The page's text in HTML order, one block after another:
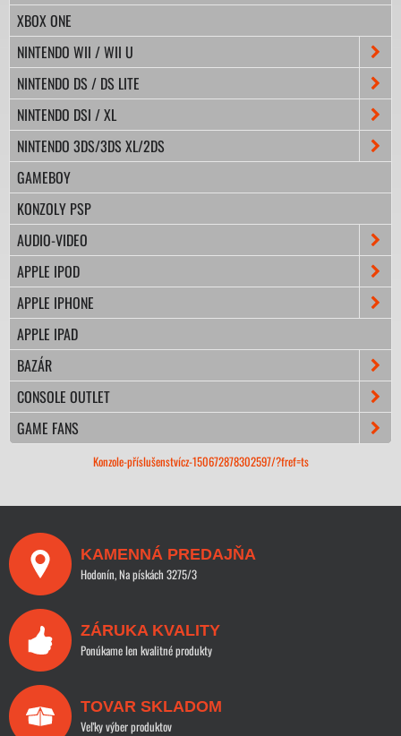
XBOX ONE
NINTENDO WII / WII U
NINTENDO DS / DS LITE
NINTENDO DSI / XL
NINTENDO 3DS/3DS XL/2DS
GAMEBOY
KONZOLY PSP
AUDIO-VIDEO
APPLE IPOD
APPLE IPHONE
APPLE IPAD
BAZÁR
CONSOLE OUTLET
GAME FANS
Konzole-příslušenstvícz-150672878302597/?fref=ts
KAMENNÁ PREDAJŇA
Hodonín, Na pískách 3275/3
ZÁRUKA KVALITY
Ponúkame len kvalitné produkty
TOVAR SKLADOM
Veľky výber produktov